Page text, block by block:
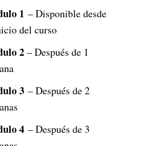
1 – Disponible desde
del curso
2– Después de 1
3 – Después de 2
4 – Después de 3